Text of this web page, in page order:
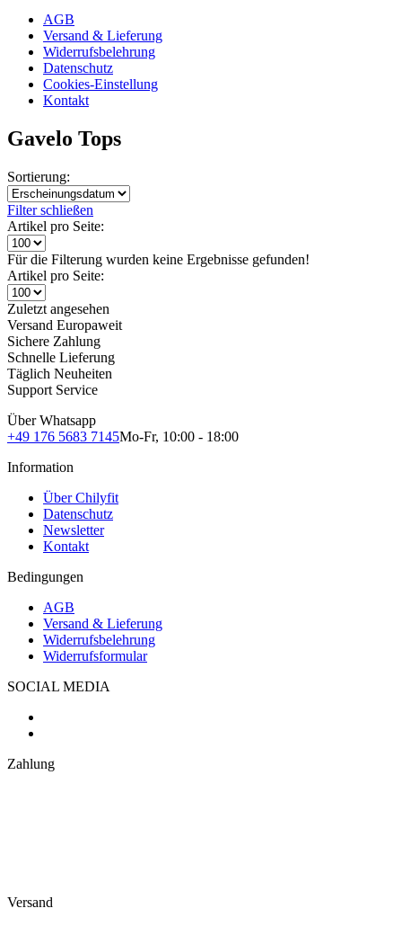
AGB
Versand & Lieferung
Widerrufsbelehrung
Datenschutz
Cookies-Einstellung
Kontakt
Gavelo Tops
Sortierung:
Filter schließen
Artikel pro Seite:
Für die Filterung wurden keine Ergebnisse gefunden!
Artikel pro Seite:
Zuletzt angesehen
Versand Europaweit
Sichere Zahlung
Schnelle Lieferung
Täglich Neuheiten
Support Service
Über Whatsapp
+49 176 5683 7145Mo-Fr, 10:00 - 18:00
Information
Über Chilyfit
Datenschutz
Newsletter
Kontakt
Bedingungen
AGB
Versand & Lieferung
Widerrufsbelehrung
Widerrufsformular
SOCIAL MEDIA
Zahlung
Versand